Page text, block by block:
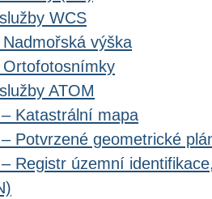
WCS
výška
ATOM
Katastrální mapa
Potvrzené geometrické
Registr územní